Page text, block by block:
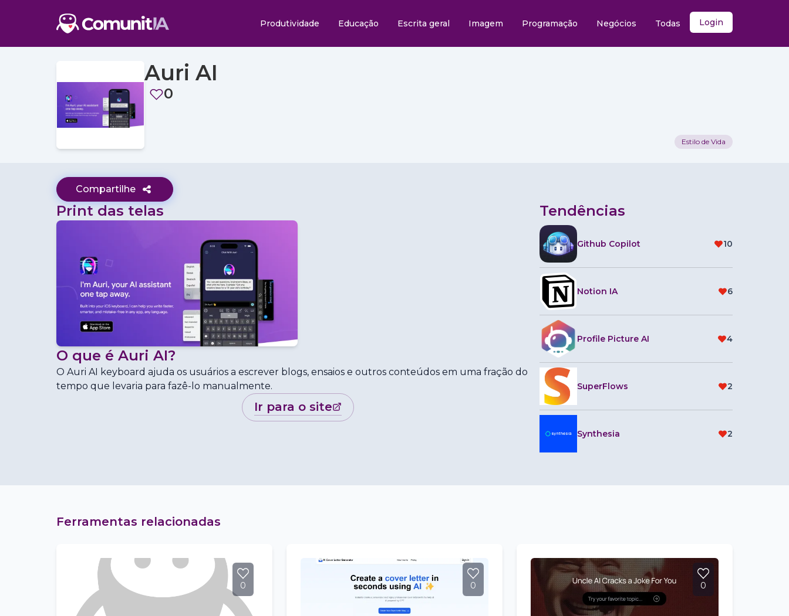
Produtividade Educação Escrita geral Imagem Programação Negócios Todas Login
Auri AI
0
Estilo de Vida
Compartilhe
Print das telas
O que é Auri AI?
O Auri AI keyboard ajuda os usuários a escrever blogs, ensaios e outros conteúdos em uma fração do
tempo que levaria para fazê-lo manualmente.
ir para o site
Tendências
Github Copilot 10
Notion IA 6
Profile Picture AI 4
SuperFlows 2
Synthesia 2
Ferramentas relacionadas
0 0 0